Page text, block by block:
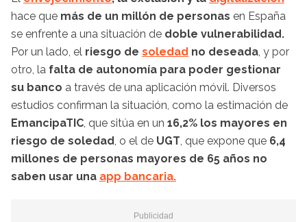
hace que más de un millón de personas en España
se enfrente a una situación de doble vulnerabilidad.
Por un lado, el riesgo de soledad no deseada, y por
otro, la falta de autonomía para poder gestionar
su banco a través de una aplicación móvil. Diversos
estudios confirman la situación, como la estimación de
EmancipaTIC, que sitúa en un 16,2% los mayores en
riesgo de soledad, o el de UGT, que expone que 6,4
millones de personas mayores de 65 años no
saben usar una app bancaria.